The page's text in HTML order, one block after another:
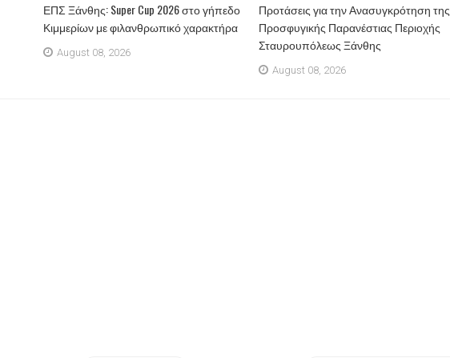
ΕΠΣ Ξάνθης: Super Cup 2026 στο γήπεδο
Κιμμερίων με φιλανθρωπικό χαρακτήρα
August 08, 2026
Προτάσεις για την Ανασυγκρότηση της
Προσφυγικής Παρανέστιας Περιοχής
Σταυρουπόλεως Ξάνθης
August 08, 2026